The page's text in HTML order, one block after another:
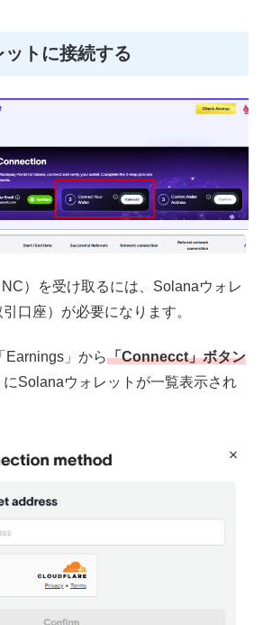
トに接続する
）を受け取るには、Solanaウォレ
口座）が必要になります。
Earnings 」から「Connecct」ボタン
Solanaウォレットが一覧表示され